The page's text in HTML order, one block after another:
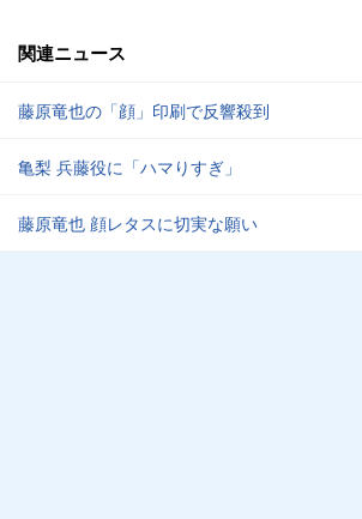
関連ニュース
藤原竜也の「顔」印刷で反響殺到
亀梨 兵藤役に「ハマりすぎ」
藤原竜也 顔レタスに切実な願い